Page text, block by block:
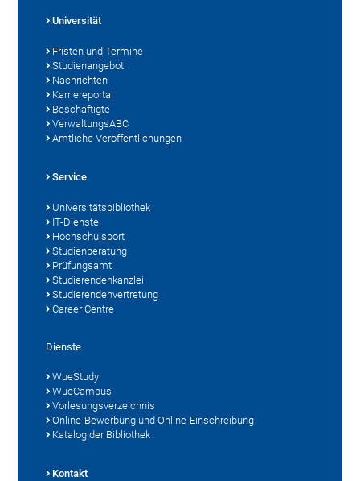
Universität
Fristen und Termine
Studienangebot
Nachrichten
Karriereportal
Beschäftigte
VerwaltungsABC
Amtliche Veröffentlichungen
Service
Universitätsbibliothek
IT-Dienste
Hochschulsport
Studienberatung
Prüfungsamt
Studierendenkanzlei
Studierendenvertretung
Career Centre
Dienste
WueStudy
WueCampus
Vorlesungsverzeichnis
Online-Bewerbung und Online-Einschreibung
Katalog der Bibliothek
Kontakt